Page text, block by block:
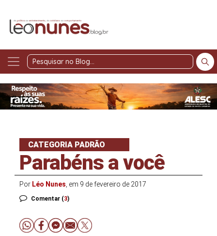
Pesquisar
Blog
CATEGORIA PADRÃO
Parabéns a você
Por Léo Nunes , em 9 de fevereiro de 2017
Comentar (3)